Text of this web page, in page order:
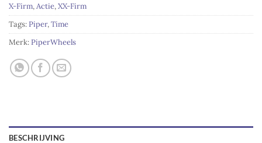
X-Firm,Actie,XX-Firm
Tags:Piper,Time
Merk:PiperWheels
BESCHRIJVING